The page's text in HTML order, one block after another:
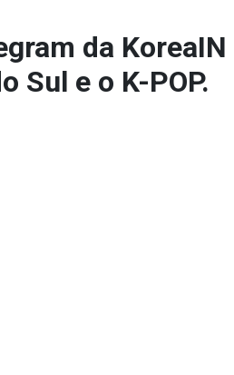
da KoreaIN
Sul e o K-POP.